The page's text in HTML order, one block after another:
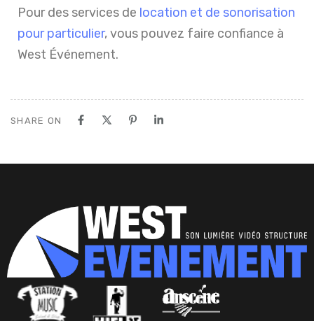
Pour des services de location et de sonorisation
pour particulier, vous pouvez faire confiance à
West Événement.
SHARE ON